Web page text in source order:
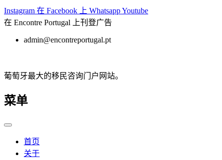
跳
至
Instagram 在 Facebook 上 WhatsappYoutube
在 Encontre Portugal 上刊登广告
admin@encontreportugal.pt
葡萄牙最大的移民咨询门户网站。
菜单
首页
关于